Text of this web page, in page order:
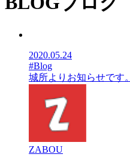
2020.05.24
#Blog
城所よりお知らせです。
ZABOU